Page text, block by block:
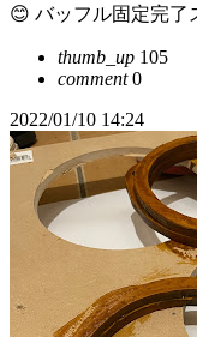
😊 バッフル固定完了
thumb_up 105
comment0
2022/01/10 14:24